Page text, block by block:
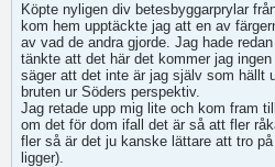
Köpte nyligen div betesbyggarprylar
kom hem upptäckte jag att en av
av vad de andra gjorde. Jag hade
tänkte att det här det kommer jag
säger att det inte är jag själv som hällt
bruten ur Söders perspektiv.
Jag retade upp mig lite och kom fram
om det för dom ifall det är så att fler
fler så är det ju kanske lättare att tro
ligger).